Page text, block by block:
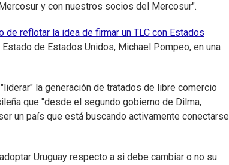
y con nuestros socios del Mercosur".
de reflotar la idea de firmar un TLC con Estados
de Estados Unidos, Michael Pompeo, en una
la generación de tratados de libre comercio
que "desde el segundo gobierno de Dilma,
un país que está buscando activamente conectarse
Uruguay respecto a si debe cambiar o no su